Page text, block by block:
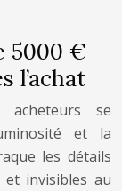
5000 €
l’achat
se
et la
les détails
invisibles au